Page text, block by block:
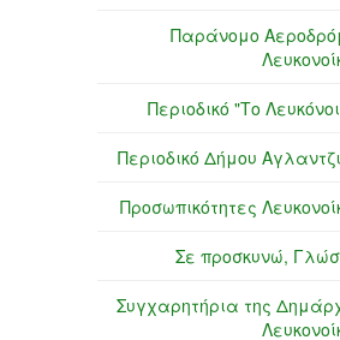
Παράνομο
Περιοδικό "Το
Περιοδικό Δήμου
Προσωπικότητες
Σε προσκυνώ,
Συγχαρητήρια της